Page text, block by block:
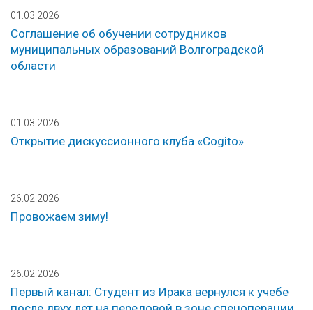
01.03.2026
Соглашение об обучении сотрудников
муниципальных образований Волгоградской
области
01.03.2026
Открытие дискуссионного клуба «Cogito»
26.02.2026
Провожаем зиму!
26.02.2026
Первый канал: Студент из Ирака вернулся к учебе